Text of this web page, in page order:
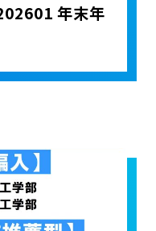
年末年